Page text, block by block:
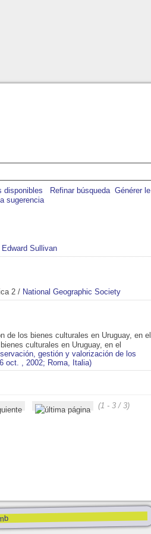
Refinar búsqueda Générer le
sugerencia
Edward Sullivan
2 / National Geographic Society
de los bienes culturales en Uruguay, en el
culturales en Uruguay, en el
gestión y valorización de los
oct. , 2002; Roma, Italia)
(1 - 3 / 3)